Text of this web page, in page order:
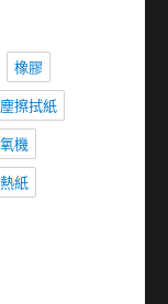
橡膠
擦拭紙
機
紙